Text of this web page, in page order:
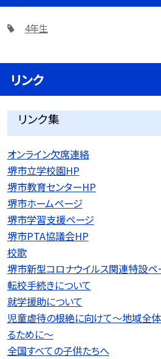
4年生
リンク
リンク集
オンライン欠席連絡
堺市立学校園HP
堺市教育センターHP
堺市ホームページ
堺市学習支援ページ
堺市PTA協議会HP
校歌
堺市新型コロナウイルス関連特設ペ
転校手続きについて
就学援助について
児童虐待の根絶に向けて〜地域全
るために〜
全国すべての子供たちへ